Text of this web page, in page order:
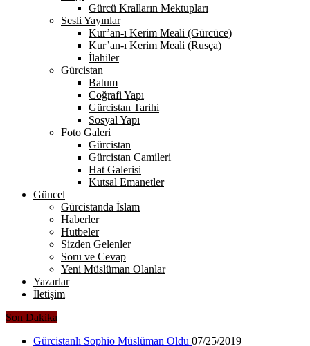
Gürcü Kralların Mektupları
Sesli Yayınlar
Kur’an-ı Kerim Meali (Gürcüce)
Kur’an-ı Kerim Meali (Rusça)
İlahiler
Gürcistan
Batum
Coğrafi Yapı
Gürcistan Tarihi
Sosyal Yapı
Foto Galeri
Gürcistan
Gürcistan Camileri
Hat Galerisi
Kutsal Emanetler
Güncel
Gürcistanda İslam
Haberler
Hutbeler
Sizden Gelenler
Soru ve Cevap
Yeni Müslüman Olanlar
Yazarlar
İletişim
Son Dakika
Gürcistanlı Sophio Müslüman Oldu 07/25/2019